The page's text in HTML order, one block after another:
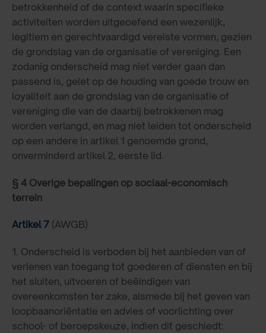
betrokkenheid of de context waarin specifieke
activiteiten worden uitgeoefend een wezenlijk,
legitiem en gerechtvaardigd vereiste vormen, gezien
de grondslag van de organisatie of vereniging. Een
zodanig onderscheid mag niet verder gaan dan
passend is, gelet op de houding van goede trouw en
loyaliteit aan de grondslag van de organisatie of
vereniging die van de daarbij betrokkenen mag
worden verlangd, en mag niet leiden tot onderscheid
op een andere in artikel 1 genoemde grond,
onverminderd artikel 2, eerste lid.
§ 4 Overige bepalingen op sociaal-economisch
terrein
Artikel 7 (AWGB)
1. Onderscheid is verboden bij het aanbieden van of
verlenen van toegang tot goederen of diensten en bij
het sluiten, uitvoeren of beëindigen van
overeenkomsten ter zake, alsmede bij het geven van
loopbaanoriëntatie en advies of voorlichting over
school- of beroepskeuze, indien dit geschiedt: